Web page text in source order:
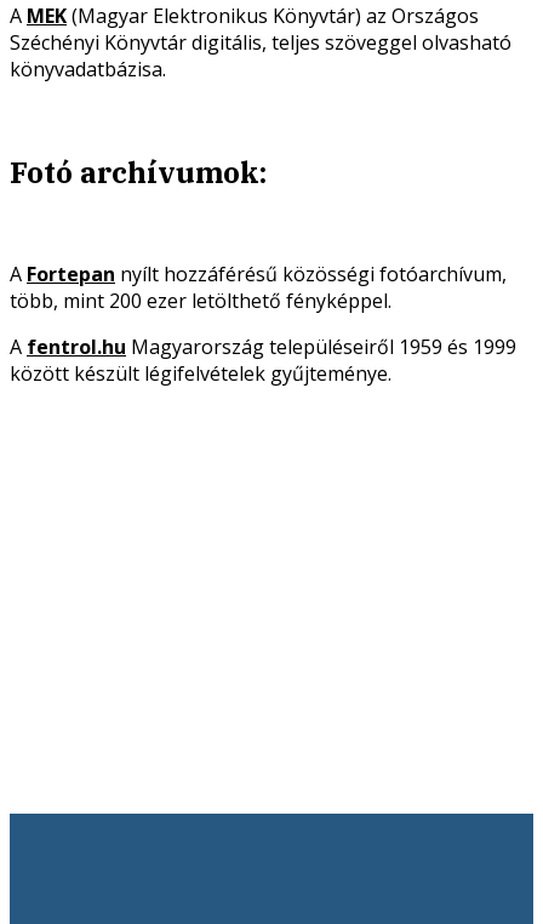
A MEK(Magyar Elektronikus Könyvtár) az Országos
Széchényi Könyvtár digitális, teljes szöveggel olvasható
könyvadatbázisa.
Fotó archívumok:
A Fortepan nyílt hozzáférésű közösségi fotóarchívum,
több, mint 200 ezer letölthető fényképpel.
A fentrol.hu Magyarország településeiről 1959 és 1999
között készült légifelvételek gyűjteménye.